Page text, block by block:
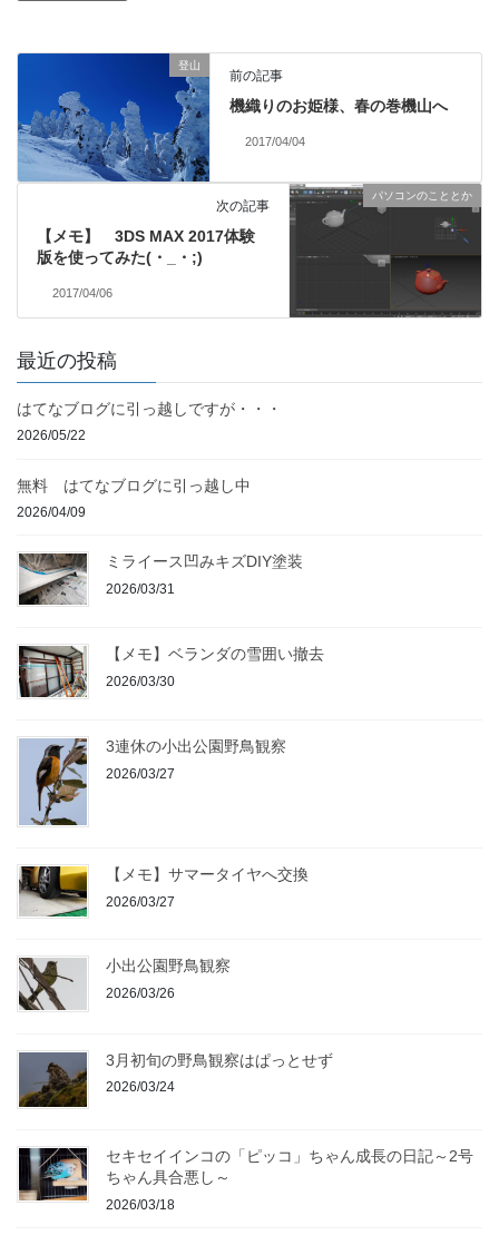
登山
前の記事
機織りのお姫様、春の巻機山へ
2017/04/04
パソコンのこととか
次の記事
【メモ】 3DS MAX 2017体験
版を使ってみた(・_・;)
2017/04/06
最近の投稿
はてなブログに引っ越しですが・・・
2026/05/22
無料 はてなブログに引っ越し中
2026/04/09
ミライース凹みキズDIY塗装
2026/03/31
【メモ】ベランダの雪囲い撤去
2026/03/30
3連休の小出公園野鳥観察
2026/03/27
【メモ】サマータイヤへ交換
2026/03/27
小出公園野鳥観察
2026/03/26
3月初旬の野鳥観察はぱっとせず
2026/03/24
セキセイインコの「ピッコ」ちゃん成長の日記～2号
ちゃん具合悪し～
2026/03/18